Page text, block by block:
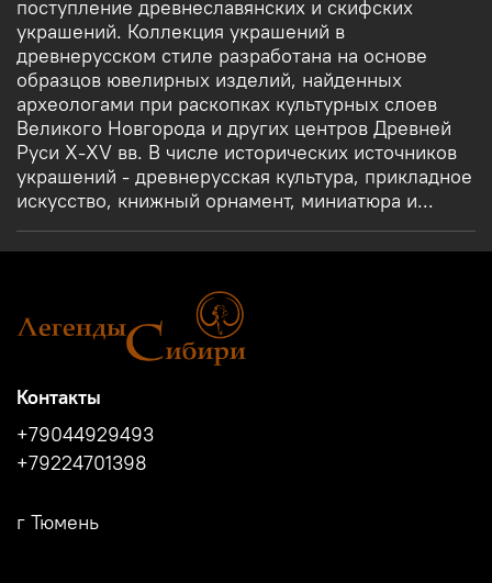
поступление древнеславянских и скифских
украшений. Коллекция украшений в
древнерусском стиле разработана на основе
образцов ювелирных изделий, найденных
археологами при раскопках культурных слоев
Великого Новгорода и других центров Древней
Руси X-XV вв. В числе исторических источников
украшений - древнерусская культура, прикладное
искусство, книжный орнамент, миниатюра и...
Контакты
+79044929493
+79224701398
г Тюмень